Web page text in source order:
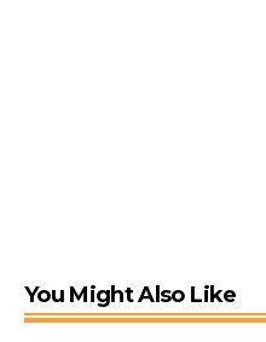
You Might Also Like